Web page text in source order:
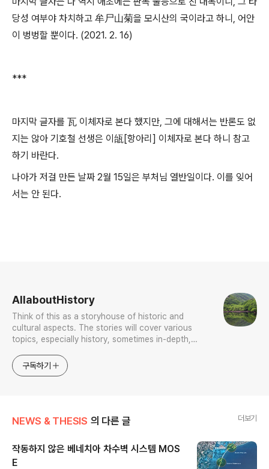
당성 여부야 차치하고 牟尸山菊을 모시산의 국이라고 하니, 어안
이 벙벙할 뿐이다. (2021. 2. 16)
***
마지막 글자를 瓦 이체자로 본다 했지만, 그에 대해서는 반론도 없
지는 않아 기호철 선생은 이瓵[항아리] 이체자로 본다 하니 참고
하기 바란다.
나아가 저걸 만든 날짜 2월 15일은 부처님 열반일이다. 이를 잊어
서는 안 된다.
AllaboutHistory
Think of this as a storyhouse of historic and
cultural aspects. The stories will cover various
topics, especially history, sometimes in-depth,
approach will be to resist any common sense or
generalized viewpoint
구독하기
NEWS & THESIS 의 다른 글 더보기
작동하지 않은 베네치아 차수벽 시스템 MOS
E